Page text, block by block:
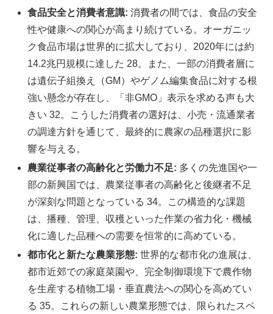
食品安全と消費者意識: 消費者の間では、食品の安全
性や健康への関心が高まり続けている。オーガニッ
ク食品市場は世界的に拡大しており、2020年には約
14.2兆円規模に達した 28。また、一部の消費者層に
は遺伝子組換え（GM）やゲノム編集食品に対する根
強い懸念が存在し、「非GMO」表示を求める声も大
きい 32。こうした消費者の選好は、小売・流通業者
の調達方針を通じて、最終的に農家の品種選択に影
響を与える。
農業従事者の高齢化と労働力不足: 多くの先進国や一
部の新興国では、農業従事者の高齢化と後継者不足
が深刻な問題となっている 34。この構造的な課題
は、播種、管理、収穫といった作業の省力化・機械
化に適した品種への需要を恒常的に高めている。
都市化と新たな農業形態: 世界的な都市化の進展は、
都市近郊での家庭菜園や、完全制御環境下で農作物
を生産する植物工場・垂直農法への関心を高めてい
る 35。これらの新しい農業形態では、限られたスペ